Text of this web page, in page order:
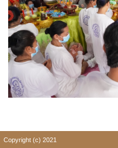
Copyright (c) 2021